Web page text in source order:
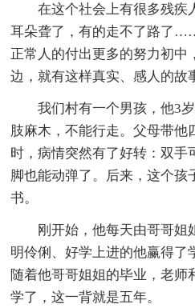
在这个社会上有很多残疾
耳朵聋了，有的走不了路了
正常人的付出更多的努力初中
边，就有这样真实、感人的故
我们村有一个男孩，他3
肢麻木，不能行走。父母带他
时，病情突然有了好转：双手
脚也能动弹了。后来，这个孩
书。
刚开始，他每天由哥哥姐
明伶俐、好学上进的他赢得了
随着他哥哥姐姐的毕业，老师
学了，这一背就是五年。